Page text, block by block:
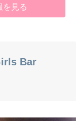
を見る
Bar